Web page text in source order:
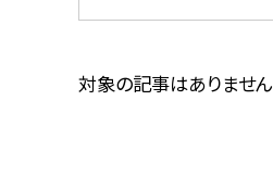
対象の記事はありません